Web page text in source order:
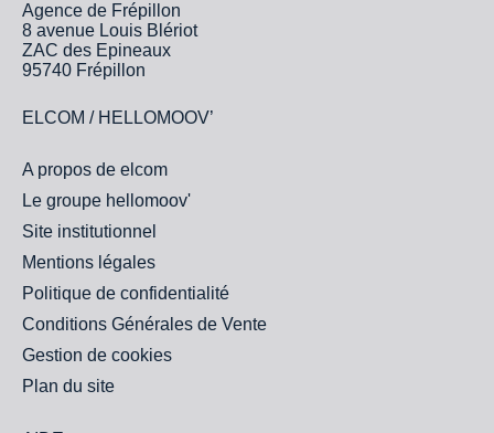
Agence de Frépillon
8 avenue Louis Blériot
ZAC des Epineaux
95740 Frépillon
ELCOM / HELLOMOOV’
A propos de elcom
Le groupe hellomoov'
Site institutionnel
Mentions légales
Politique de confidentialité
Conditions Générales de Vente
Gestion de cookies
Plan du site